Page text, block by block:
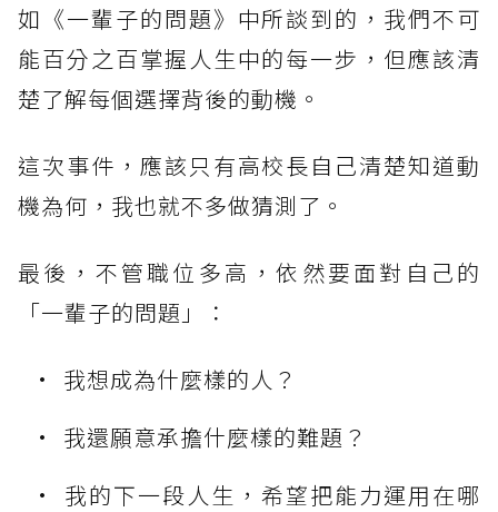
如《一輩子的問題》中所談到的，我們不可
能百分之百掌握人生中的每一步，但應該清
楚了解每個選擇背後的動機。
這次事件，應該只有高校長自己清楚知道動
機為何，我也就不多做猜測了。
最後，不管職位多高，依然要面對自己的
「一輩子的問題」：
我想成為什麼樣的人？
我還願意承擔什麼樣的難題？
我的下一段人生，希望把能力運用在哪